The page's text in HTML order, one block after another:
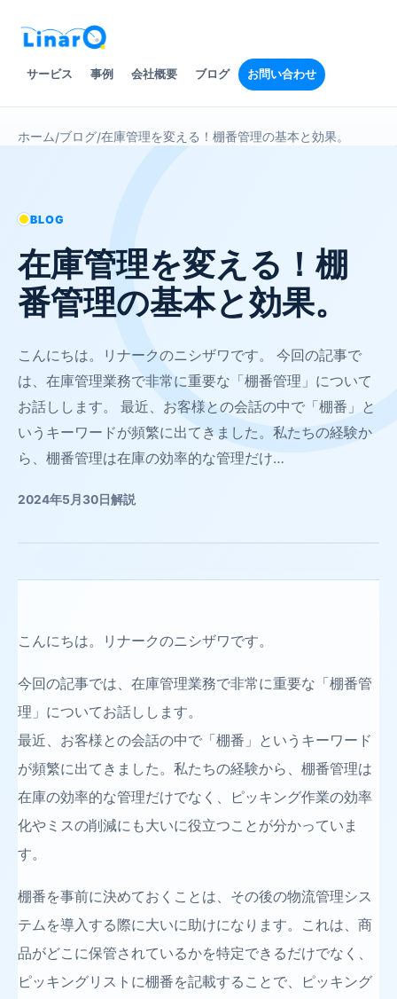
サービス 事例 会社概要 ブログ お問い合わせ
ホーム/ブログ/在庫管理を変える！棚番管理の基本と効果。
BLOG
在庫管理を変える！棚
番管理の基本と効果。
こんにちは。リナークのニシザワです。 今回の記事で
は、在庫管理業務で非常に重要な「棚番管理」について
お話しします。 最近、お客様との会話の中で「棚番」と
いうキーワードが頻繁に出てきました。私たちの経験か
ら、棚番管理は在庫の効率的な管理だけ…
2024年5月30日解説
こんにちは。リナークのニシザワです。
今回の記事では、在庫管理業務で非常に重要な「棚番管
理」についてお話しします。
最近、お客様との会話の中で「棚番」というキーワード
が頻繁に出てきました。私たちの経験から、棚番管理は
在庫の効率的な管理だけでなく、ピッキング作業の効率
化やミスの削減にも大いに役立つことが分かっていま
す。
棚番を事前に決めておくことは、その後の物流管理シス
テムを導入する際に大いに助けになります。これは、商
品がどこに保管されているかを特定できるだけでなく、
ピッキングリストに棚番を記載することで、ピッキング